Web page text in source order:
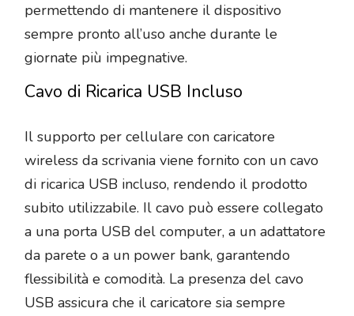
permettendo di mantenere il dispositivo
sempre pronto all’uso anche durante le
giornate più impegnative.
Cavo di Ricarica USB Incluso
Il supporto per cellulare con caricatore
wireless da scrivania viene fornito con un cavo
di ricarica USB incluso, rendendo il prodotto
subito utilizzabile. Il cavo può essere collegato
a una porta USB del computer, a un adattatore
da parete o a un power bank, garantendo
flessibilità e comodità. La presenza del cavo
USB assicura che il caricatore sia sempre